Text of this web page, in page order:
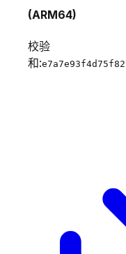
(ARM64)
校验
和: